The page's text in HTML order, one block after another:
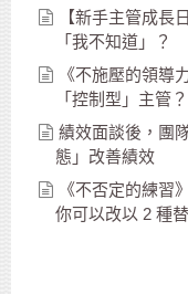
【新手主管成長
「我不知道」？
《不施壓的領導
「控制型」主管？
績效面談後，團
態」改善績效
《不否定的練習
你可以改以 2 種